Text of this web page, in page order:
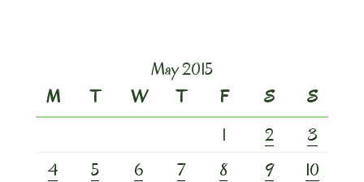
May 2015
M
T W T F S
S
1
2
3
4
5 6 7 8 9
10